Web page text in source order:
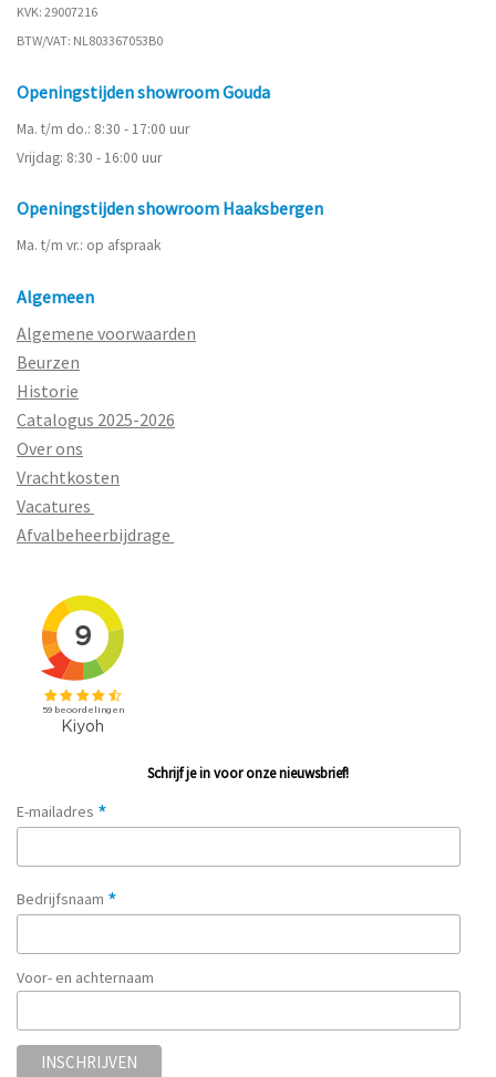
KVK: 29007216
BTW/VAT: NL803367053B0
Openingstijden showroom Gouda
Ma. t/m do.: 8:30 - 17:00 uur
Vrijdag: 8:30 - 16:00 uur
Openingstijden showroom Haaksbergen
Ma. t/m vr.: op afspraak
Algemeen
Algemene voorwaarden
Beurzen
Historie
Catalogus 2025-2026
Over ons
Vrachtkosten
Vacatures
Afvalbeheerbijdrage
Schrijf je in voor onze nieuwsbrief!
E-mailadres *
Bedrijfsnaam *
Voor- en achternaam